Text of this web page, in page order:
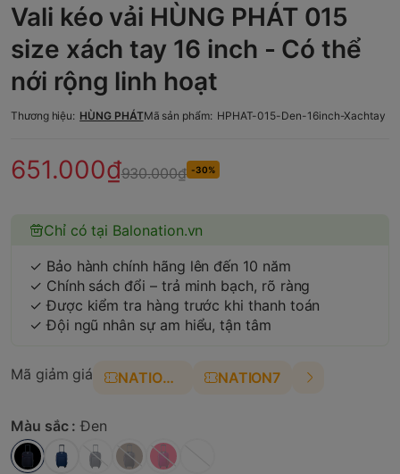
Vali kéo vải HÙNG PHÁT 015
size xách tay 16 inch - Có thể
nới rộng linh hoạt
Thương hiệu: HÙNG PHÁTMã sản phẩm: HPHAT-015-Den-16inch-Xachtay
651.000₫930.000₫ -30%
Chỉ có tại Balonation.vn
✓ Bảo hành chính hãng lên đến 10 năm
✓ Chính sách đổi – trả minh bạch, rõ ràng
✓ Được kiểm tra hàng trước khi thanh toán
✓ Đội ngũ nhân sự am hiểu, tận tâm
Mã giảm giá NATION4 NATION7
Màu sắc : Đen